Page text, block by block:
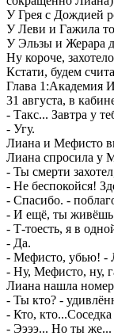
У Грея с Дождией
У Леви и Гажила
У Эльзы и Жерара
Ну короче,
Кстати, будем
Глава 1:Академия
31 августа, в
- Такс... Завтра у
- Угу.
Лиана и Мефисто
Лиана спросила у
- Ты смерти
- Не беспокойся!
- Спасибо. -
- И ещё, ты живёшь
- Т-тоесть, я в
- Да.
- Мефисто, убью! -
- Ну, Мефисто, ну,
Лиана нашла
- Ты кто? -
- Кто, кто...Соседка
- Ээээ... Но ты же...